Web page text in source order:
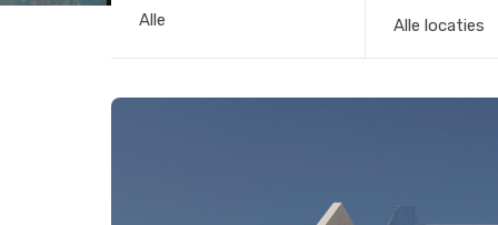
Alle locaties